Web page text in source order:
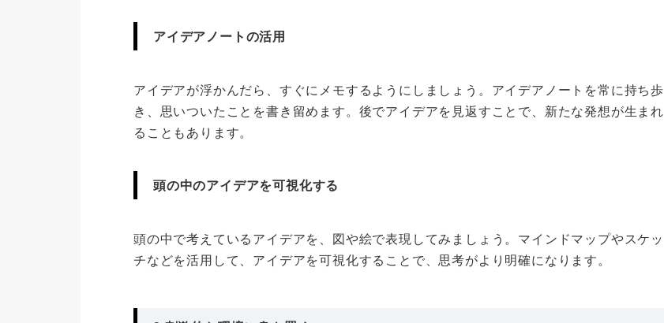
アイデアノートの活用
アイデアが浮かんだら、すぐにメモするようにしましょう。アイデアノートを常に持ち歩
き、思いついたことを書き留めます。後でアイデアを見返すことで、新たな発想が生まれ
ることもあります。
頭の中のアイデアを可視化する
頭の中で考えているアイデアを、図や絵で表現してみましょう。マインドマップやスケッ
チなどを活用して、アイデアを可視化することで、思考がより明確になります。